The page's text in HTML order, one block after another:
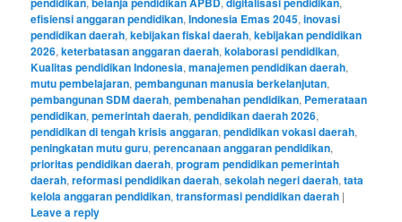
efisiensi anggaran pendidikan,Indonesia Emas 2045,inovasi
pendidikan daerah,kebijakan fiskal daerah,kebijakan pendidikan
2026,keterbatasan anggaran daerah,kolaborasi pendidikan,
Kualitas pendidikan Indonesia,manajemen pendidikan daerah,
mutu pembelajaran,pembangunan manusia berkelanjutan,
pembangunan SDM daerah,pembenahan pendidikan, Pemerataan
pendidikan,pemerintah daerah,pendidikan daerah 2026,
pendidikan di tengah krisis anggaran,pendidikan vokasi daerah,
peningkatan mutu guru,perencanaan anggaran pendidikan,
prioritas pendidikan daerah,program pendidikan pemerintah
daerah,reformasi pendidikan daerah,sekolah negeri daerah,tata
kelola anggaran pendidikan,transformasi pendidikan daerah |
Leave a reply